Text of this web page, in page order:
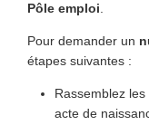
Pôle emploi.
Pour demander un
étapes suivantes :
Rassemblez
acte de